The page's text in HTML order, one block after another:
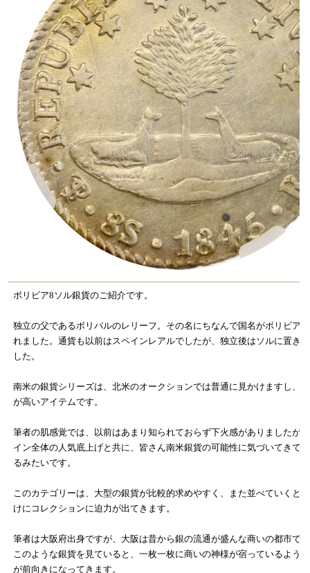
ボリビア8ソル銀貨のご紹介です。
独立の父であるボリバルのレリーフ。その名にちなんで国名がボリビア
れました。通貨も以前はスペインレアルでしたが、独立後はソルに置き
した。
南米の銀貨シリーズは、北米のオークションでは普通に見かけますし、
が高いアイテムです。
筆者の肌感覚では、以前はあまり知られておらず下火感がありましたが
イン全体の人気底上げと共に、皆さん南米銀貨の可能性に気づいてきて
るみたいです。
このカテゴリーは、大型の銀貨が比較的求めやすく、また並べていくと
けにコレクションに迫力が出てきます。
筆者は大阪府出身ですが、大阪は昔から銀の流通が盛んな商いの都市で
このような銀貨を見ていると、一枚一枚に商いの神様が宿っているよう
が前向きになってきます。